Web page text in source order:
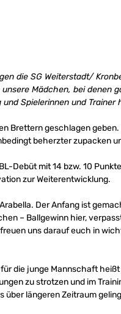
die SG Weiterstadt/
Mädchen, bei denen
Spielerinnen und Trainer
Brettern geschlagen
beherzter zupacken
Debüt mit 14 bzw. 10
zur Weiterentwicklung.
Der Anfang ist
– Ballgewinn hier,
uns darauf euch in
für die junge Mannschaft
zu strotzen und im
längeren Zeitraum